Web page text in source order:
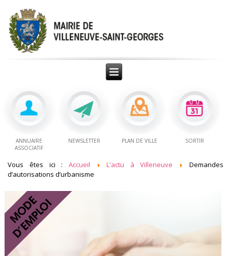
ANNUAIRE
ASSOCIATIF
NEWSLETTER PLAN DE VILLE SORTIR
Vous êtes ici : Accueil L'actu à Villeneuve
Demandes
d’autorisations d’urbanisme